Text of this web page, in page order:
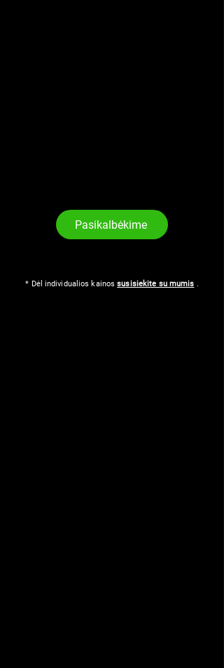
Pasikalbėkime
* Dėl individualios kainossusisiekite su mumis .